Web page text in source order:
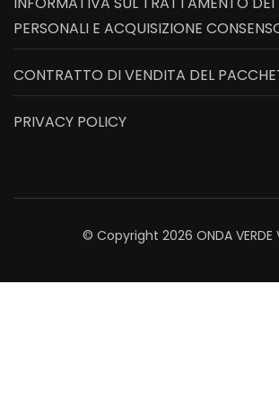
PERSONALI E ACQUISIZIONE
CONTRATTO DI VENDITA DEL
PRIVACY POLICY
© Copyright 2026 ONDA VERDE